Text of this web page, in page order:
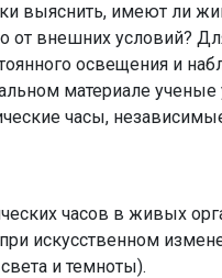
вы­яснить, имеют ли
от внешних условий?
освещения и
материале ученые
часы,
часов в живых
при искус­ственном
и темноты).